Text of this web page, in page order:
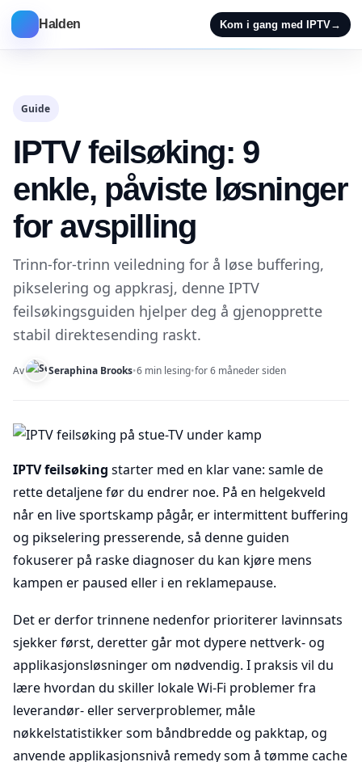
Halden Kom i gang med IPTV→
Guide
IPTV feilsøking: 9
enkle, påviste løsninger
for avspilling
Trinn-for-trinn veiledning for å løse buffering,
pikselering og appkrasj, denne IPTV
feilsøkingsguiden hjelper deg å gjenopprette
stabil direktesending raskt.
Av Seraphina Brooks•6 min lesing•for 6 måneder siden
IPTV feilsøking starter med en klar vane: samle de
rette detaljene før du endrer noe. På en helgekveld
når en live sportskamp pågår, er intermittent buffering
og pikselering presserende, så denne guiden
fokuserer på raske diagnoser du kan kjøre mens
kampen er paused eller i en reklamepause.
Det er derfor trinnene nedenfor prioriterer lavinnsats
sjekker først, deretter går mot dypere nettverk- og
applikasjonsløsninger om nødvendig. I praksis vil du
lære hvordan du skiller lokale Wi-Fi problemer fra
leverandør- eller serverproblemer, måle
nøkkelstatistikker som båndbredde og pakktap, og
anvende applikasjonsnivå remedy som å tømme cache